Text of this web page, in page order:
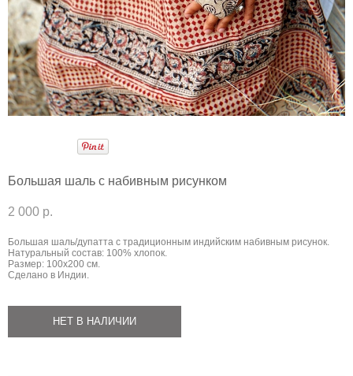
Большая шаль с набивным рисунком
2 000 p.
Большая шаль/дупатта с традиционным индийским набивным рисунок.
Натуральный состав: 100% хлопок.
Размер: 100х200 см.
Сделано в Индии.
НЕТ В НАЛИЧИИ